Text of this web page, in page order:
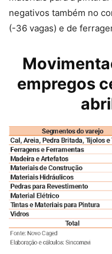
negativos também no
(-36 vagas) e de
empregos